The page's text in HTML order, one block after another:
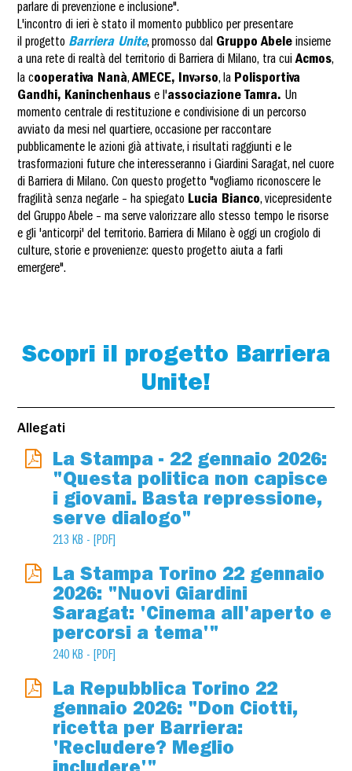
parlare di prevenzione e inclusione".
L'incontro di ieri è stato il momento pubblico per presentare
il progetto Barriera Unite, promosso dal Gruppo Abele insieme
a una rete di realtà del territorio di Barriera di Milano, tra cuiAcmos,
la cooperativa Nanà,AMECE, Invərso, la Polisportiva
Gandhi, Kaninchenhaus e l'associazione Tamra.Un
momento centrale di restituzione e condivisione di un percorso
avviato da mesi nel quartiere, occasione per raccontare
pubblicamente le azioni già attivate, i risultati raggiunti e le
trasformazioni future che interesseranno i Giardini Saragat, nel cuore
di Barriera di Milano. Con questo progetto "vogliamo riconoscere le
fragilità senza negarle – ha spiegato Lucia Bianco, vicepresidente
del Gruppo Abele – ma serve valorizzare allo stesso tempo le risorse
e gli 'anticorpi' del territorio. Barriera di Milano è oggi un crogiolo di
culture, storie e provenienze: questo progetto aiuta a farli
emergere".
Scopri il progetto Barriera
Unite!
Allegati
La Stampa - 22 gennaio 2026:
"Questa politica non capisce
i giovani. Basta repressione,
serve dialogo"
213 KB - [PDF]
La Stampa Torino 22 gennaio
2026: "Nuovi Giardini
Saragat: 'Cinema all'aperto e
percorsi a tema'"
240 KB - [PDF]
La Repubblica Torino 22
gennaio 2026: "Don Ciotti,
ricetta per Barriera:
'Recludere? Meglio